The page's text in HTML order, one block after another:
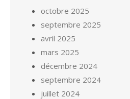
octobre 2025
septembre 2025
avril 2025
mars 2025
décembre 2024
septembre 2024
juillet 2024